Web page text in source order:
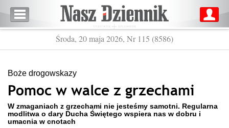
Środa, 20 maja 2026, Nr 115 (8586)
Boże drogowskazy
Pomoc w walce z grzechami
W zmaganiach z grzechami nie jesteśmy samotni. Regularna
modlitwa o dary Ducha Świętego wspiera nas w dobru i
umacnia w cnotach